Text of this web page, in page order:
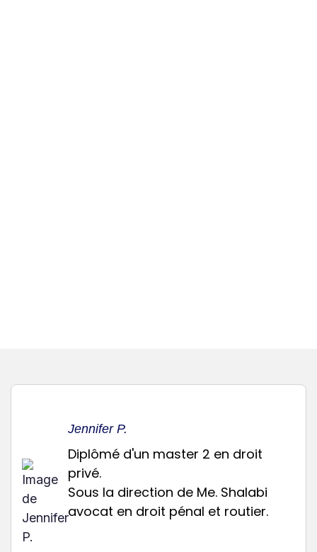
Jennifer P.
Diplômé d'un master 2 en droit
privé.
Sous la direction de Me. Shalabi
avocat en droit pénal et routier.